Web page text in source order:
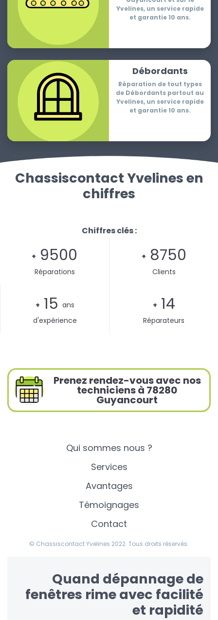
Yvelines, un service rapide
et garantie 10 ans.
Débordants
Réparation de tout types
de Débordants partout au
Yvelines, un service rapide
et garantie 10 ans.
Chassiscontact Yvelines en
chiffres
Chiffres clés :
+ 9500
Réparations
+ 8750
Clients
+ 15 ans
d'expérience
+ 14
Réparateurs
Prenez rendez-vous avec nos
techniciens à 78280
Guyancourt
Qui sommes nous ?
Services
Avantages
Témoignages
Contact
© Chassiscontact Yvelines 2022. Tous droits réservés.
Quand dépannage de
fenêtres rime avec facilité
et rapidité